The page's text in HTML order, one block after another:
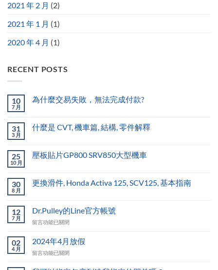
2021 年 2 月 (2)
2021 年 1 月 (1)
2020 年 4 月 (1)
RECENT POSTS
10
7 月
為什麼交易失敗，無法完成付款?
31
3 月
什麼是 CVT, 機車篇, 結構, 零件解釋
25
10 月
壓板貼片GP800 SRV850大型機車
30
8 月
更換滑件, Honda Activa 125, SCV125, 基本指南
12
7 月
Dr.Pulley的Line官方帳號
在
的
Line
官
留言功能已關閉
02
4 月
2024年4月放假
在
年
留言功能已關閉